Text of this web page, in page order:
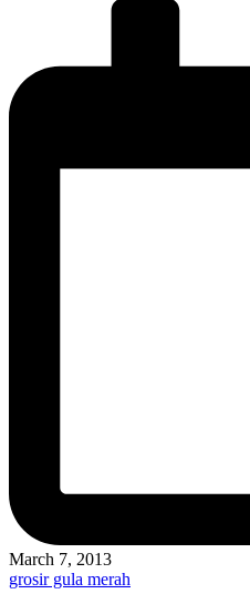
March 7, 2013
Posted
grosir gula merah